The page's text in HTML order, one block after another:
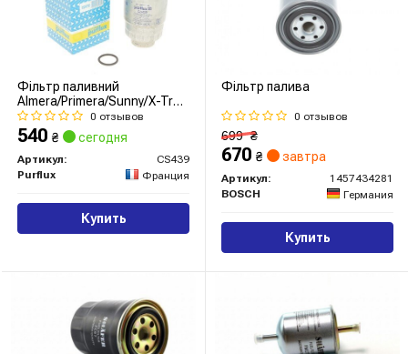
Фільтр паливний
Almera/Primera/Sunny/X-Trail
96-
0 отзывов
540 ₴ сегодня
Артикул:
CS439
Purflux
Франция
Купить
Фільтр палива
0 отзывов
699₴
670 ₴ завтра
Артикул:
1457434281
BOSCH
Германия
Купить